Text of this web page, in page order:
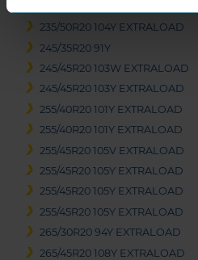
235/50R20 104Y EXTRALOAD
245/35R20 91Y
245/45R20 103W EXTRALOAD
245/45R20 103Y EXTRALOAD
255/40R20 101Y EXTRALOAD
255/40R20 101Y EXTRALOAD
255/45R20 105V EXTRALOAD
255/45R20 105Y EXTRALOAD
255/45R20 105Y EXTRALOAD
255/45R20 105Y EXTRALOAD
265/30R20 94Y EXTRALOAD
265/45R20 108Y EXTRALOAD